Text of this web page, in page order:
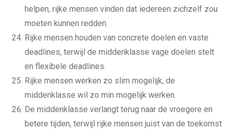
helpen, rijke mensen vinden dat iedereen zichzelf zou
moeten kunnen redden.
Rijke mensen houden van concrete doelen en vaste
deadlines, terwijl de middenklasse vage doelen stelt
en flexibele deadlines.
Rijke mensen werken zo slim mogelijk, de
middenklasse wil zo min mogelijk werken.
De middenklasse verlangt terug naar de vroegere en
betere tijden, terwijl rijke mensen juist van de toekomst